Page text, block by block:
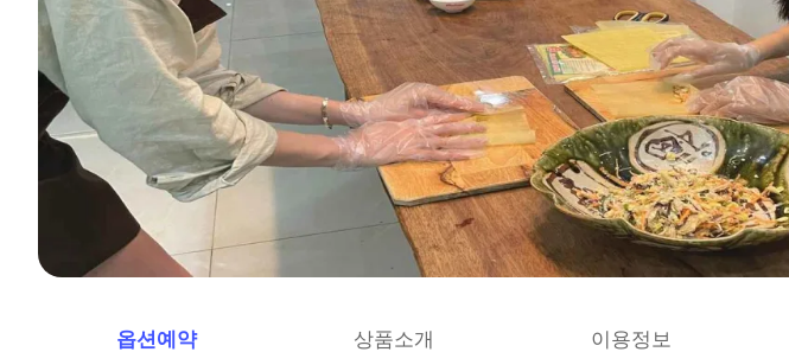
옵션예약 상품소개 이용정보